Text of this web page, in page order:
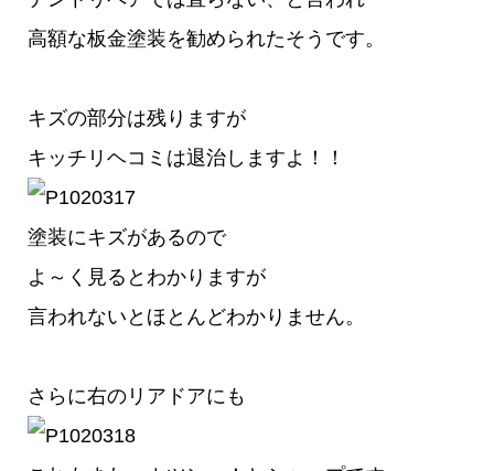
高額な板金塗装を勧められたそうです。
キズの部分は残りますが
キッチリヘコミは退治しますよ！！
塗装にキズがあるので
よ～く見るとわかりますが
言われないとほとんどわかりません。
さらに右のリアドアにも